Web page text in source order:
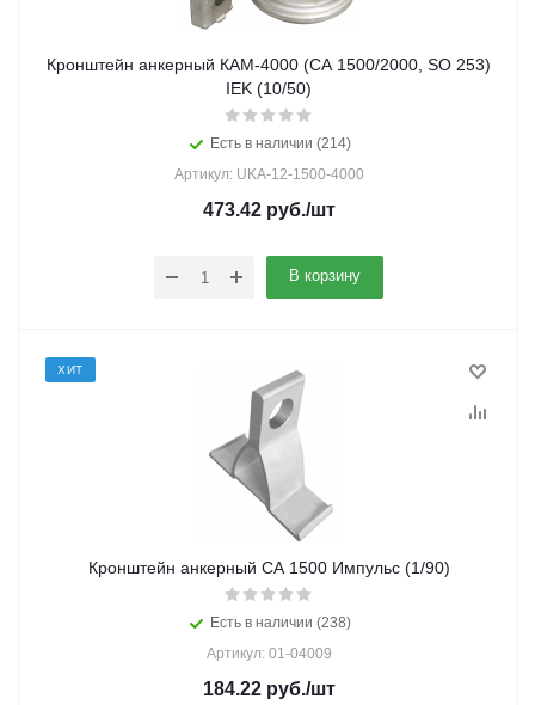
Кронштейн анкерный КАМ-4000 (СА 1500/2000, SO 253)
IEK (10/50)
Есть в наличии (214)
Артикул: UKA-12-1500-4000
473.42руб./шт
В корзину
ХИТ
Кронштейн анкерный CA 1500 Импульс (1/90)
Есть в наличии (238)
Артикул: 01-04009
184.22руб./шт